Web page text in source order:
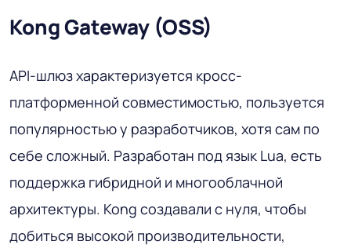
Kong Gateway (OSS)
API-шлюз характеризуется кросс-
платформенной совместимостью, пользуется
популярностью у разработчиков, хотя сам по
себе сложный. Разработан под язык Lua, есть
поддержка гибридной и многооблачной
архитектуры. Kong создавали с нуля, чтобы
добиться высокой производительности,